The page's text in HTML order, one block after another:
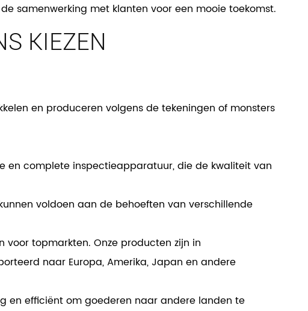
samenwerking met klanten voor een mooie toekomst.
KIEZEN
en produceren volgens de tekeningen of monsters
en complete inspectieapparatuur, die de kwaliteit van
voldoen aan de behoeften van verschillende
topmarkten. Onze producten zijn in
naar Europa, Amerika, Japan en andere
en efficiënt om goederen naar andere landen te